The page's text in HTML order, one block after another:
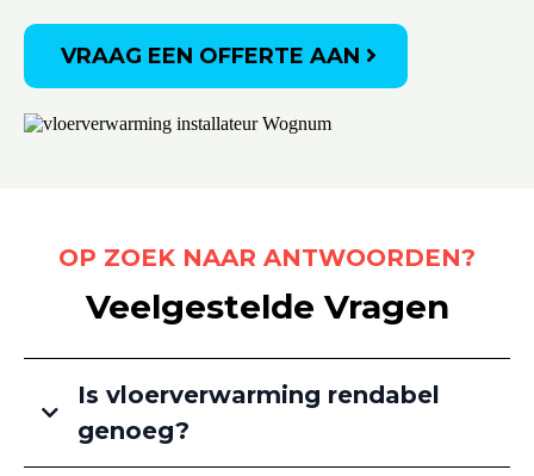
VRAAG EEN OFFERTE AAN
OP ZOEK NAAR ANTWOORDEN?
Veelgestelde Vragen
Is vloerverwarming rendabel
genoeg?